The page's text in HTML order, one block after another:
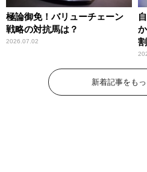
極論御免！バリューチェーン
戦略の対抗馬は？
2026.07.02
新着記事をも